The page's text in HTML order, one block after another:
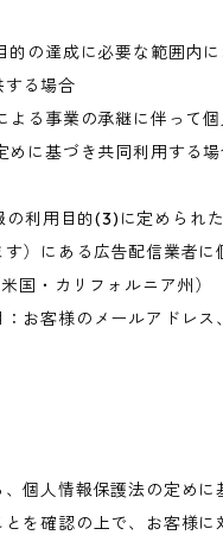
的の達成に必要な範囲内
する場合
よる事業の承継に伴って
めに基づき共同利用する
の利用目的(3)に定められ
）にある広告配信業者に
・カリフォルニア州）
：お客様のメールアドレ
個人情報保護法の定め
を確認の上で、お客様